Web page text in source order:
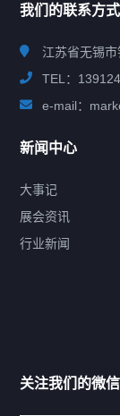
提交您的
--亦可拨打
我们的联系方式
江苏省无锡
TEL：
e-mail：
新闻中心
大事记
展会资讯
行业新闻
关注我们的微